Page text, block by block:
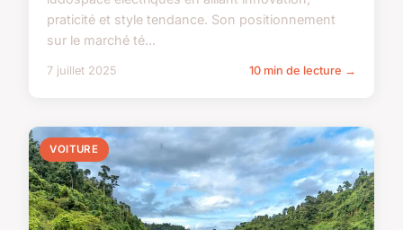
praticité et style tendance. Son positionnement
sur le marché té...
7 juillet 2025 10 min de lecture →
VOITURE